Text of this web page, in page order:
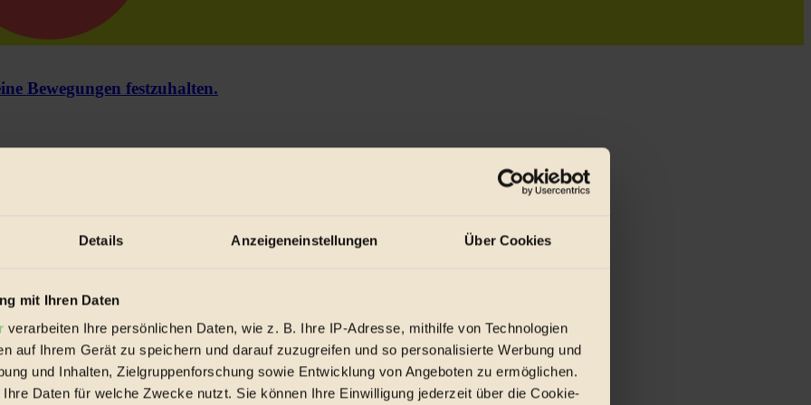
Details Anzeigeneinstellungen Über Cookies
mit Ihren Daten
verarbeiten Ihre persönlichen Daten, wie z. B. Ihre IP-Adresse, mithilfe von Technologien
auf Ihrem Gerät zu speichern und darauf zuzugreifen und so personalisierte Werbung und
und Inhalten, Zielgruppenforschung sowie Entwicklung von Angeboten zu ermöglichen.
Daten für welche Zwecke nutzt. Sie können Ihre Einwilligung jederzeit über die Cookie-
Bewegungen festzuhalten.
vorbeischauen.
oft zu Hause.
wieder zu dir zurückkommen.
& Ausgaben übersichtlich aufbereitet vom BIORAMA-Magazin per E-Mail.